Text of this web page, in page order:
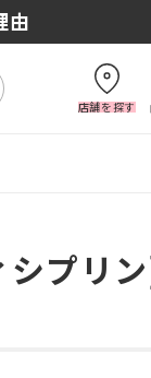
由
店舗を探す
プリン